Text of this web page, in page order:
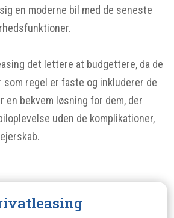
en moderne bil med de seneste
det lettere at budgettere, da de
som regel er faste og inkluderer de
en bekvem løsning for dem, der
uden de komplikationer,